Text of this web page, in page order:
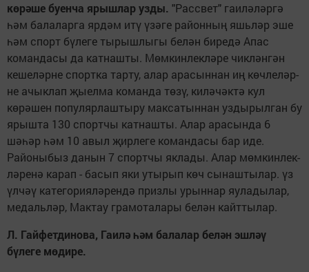
көрәше буенча ярышлар узды. "Рассвет" гаиләләргә
һәм балаларга ярдәм итү үзәге районның яшьләр эше
һәм спорт бүлеге тырышлыгы белән биредә Апас
командасы да катнашты. Мөмкинлекләре чикләнгән
кешеләрне спортка тарту, алар арасыннан иң көчлеләр­
не ачыклап җыелма команда төзү, киләчәктә кул
көрәшен популярлаштыру максатыннан уздырылган бу
ярышта 130 спортчы катнашты. Алар арасында 6
шәһәр һәм 10 авыл җирлеге командасы бар иде.
Районыбыз данын 7 спортчы яклады. Алар мөмкинлек­
ләренә карап - басып яки утырып көч сынаштылар. үз
үлчәү категорияләрендә призлы урыннар яуладылар,
медальләр, Мактау грамоталары белән кайттылар.
Л. Гайфетдинова, Гаилә һәм балалар белән эшләү
бүлеге мөдире.